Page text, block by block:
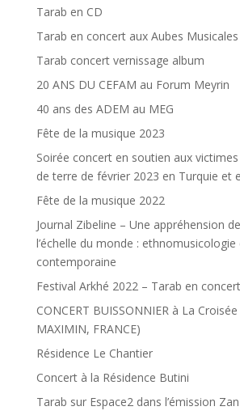
Tarab en CD
Tarab en concert aux Aubes Musicales
Tarab concert vernissage album
20 ANS DU CEFAM au Forum Meyrin
40 ans des ADEM au MEG
Fête de la musique 2023
Soirée concert en soutien aux
de terre de février 2023 en Turquie et
Fête de la musique 2022
Journal Zibeline – Une appréhension
l’échelle du monde :
contemporaine
Festival Arkhé 2022 – Tarab en
CONCERT BUISSONNIER à La
MAXIMIN, FRANCE)
Résidence Le Chantier
Concert à la Résidence Butini
Tarab sur Espace2 dans l’émission